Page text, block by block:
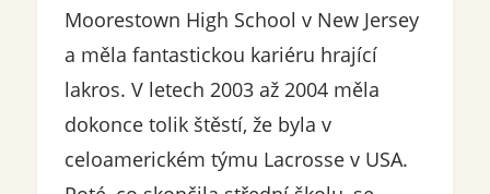
Moorestown High School v New Jersey
a měla fantastickou kariéru hrající
lakros. V letech 2003 až 2004 měla
dokonce tolik štěstí, že byla v
celoamerickém týmu Lacrosse v USA.